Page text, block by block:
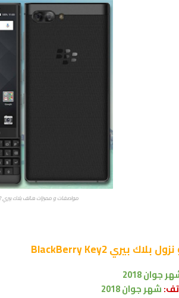
مواصفات و مميزات هاتف بلاك بيري BlackBerry Key2
نزولبلاك بيري BlackBerry Key2
جوان
شهرجوان2018